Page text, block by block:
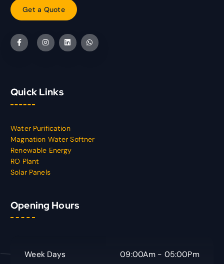
Get a Quote
Quick Links
Water Purification
Magnation Water Softner
Renewable Energy
RO Plant
Solar Panels
Opening Hours
Week Days 09:00Am - 05:00Pm